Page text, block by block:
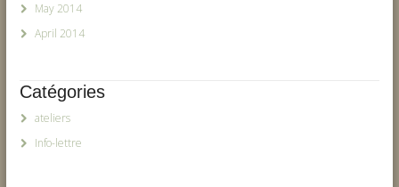
May 2014
April 2014
Catégories
ateliers
Info-lettre